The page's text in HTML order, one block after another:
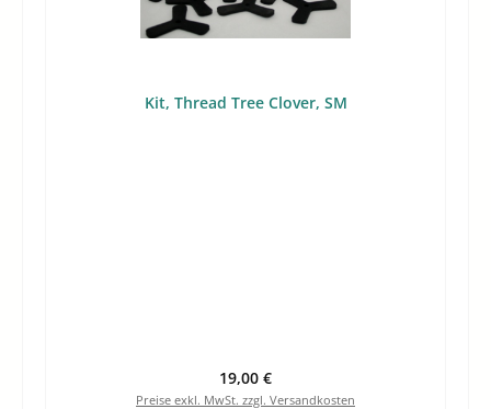
Kit, Thread Tree Clover, SM
Regulärer Preis:
19,00 €
Preise exkl. MwSt. zzgl. Versandkosten